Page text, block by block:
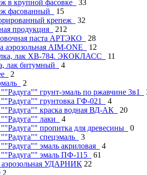
в крупной фасовке
33
фасованный
15
крепеж
32
продукция
212
паста АРТЭКО
28
аэрозольная AIM-ONE
12
лак ХВ-784. ЭКОКЛАСС
11
лак битумный
4
2
2
грунт-эмаль по ржавчине 3в1
грунтовка ГФ-021
4
краска водная ВД-АК
20
лаки
4
пропитка для древесины
0
спецэмаль
3
эмаль акриловая
4
эмаль ПФ-115
61
аэрозольная УДАРНИК 22
2